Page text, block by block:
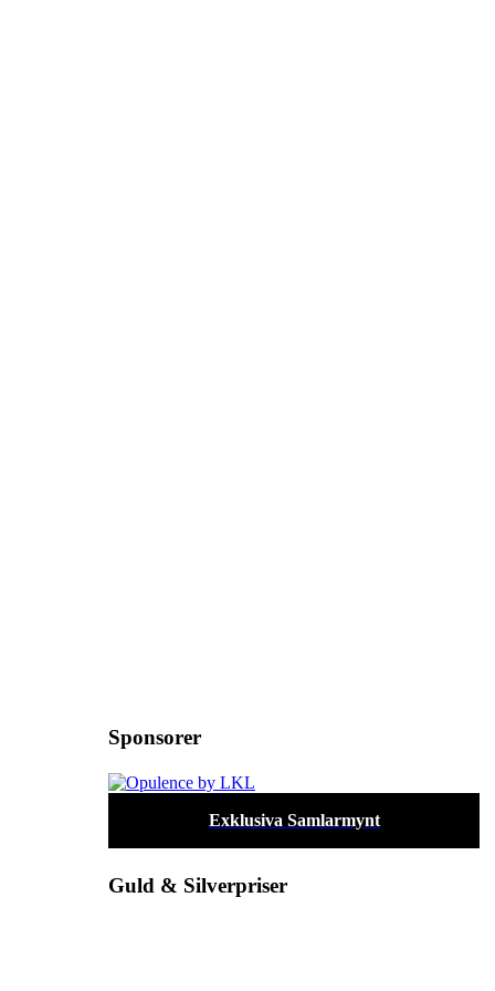
Sponsorer
Exklusiva Samlarmynt
Guld & Silverpriser